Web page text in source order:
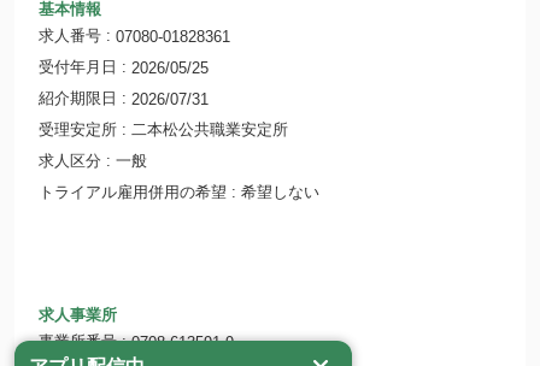
基本情報
求人番号
07080-01828361
受付年月日
2026/05/25
紹介期限日
2026/07/31
受理安定所
二本松公共職業安定所
求人区分
一般
トライアル雇用併用の希望
希望しない
求人事業所
事業所番号
0708-613591-9